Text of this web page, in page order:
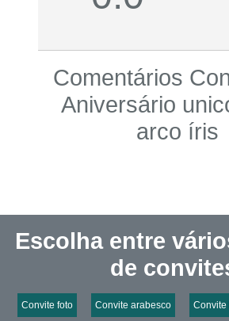
Comentários
Aniversário
arco íris
Escolha entre
de
Convite foto Convite arabesco Convite